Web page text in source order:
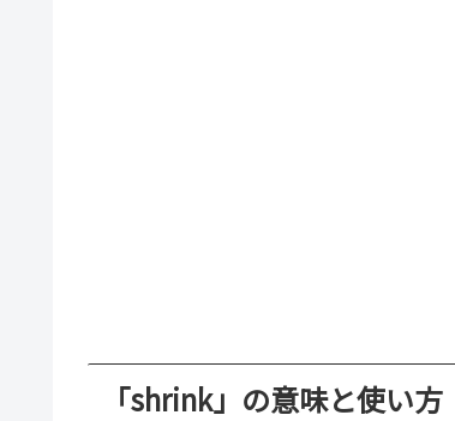
「shrink」の意味と使い方